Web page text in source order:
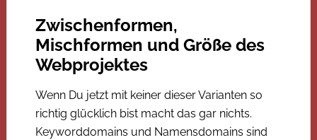
Zwischenformen,
Mischformen und Größe des
Webprojektes
Wenn Du jetzt mit keiner dieser Varianten so
richtig glücklich bist macht das gar nichts.
Keyworddomains und Namensdomains sind